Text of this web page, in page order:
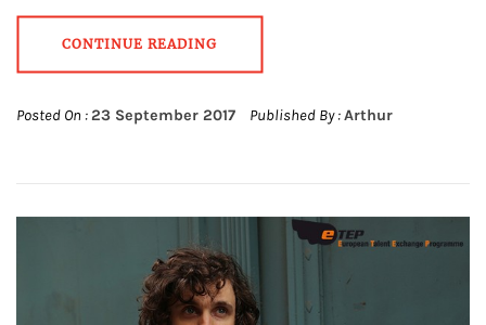
CONTINUE READING
Posted On :23 September 2017 Published By :Arthur